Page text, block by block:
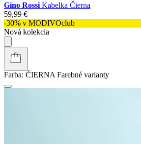
Gino Rossi Kabelka Čierna
59,99 €
-30% v MODIVOclub
Nová kolekcia
Farba: ČIERNA Farebné varianty